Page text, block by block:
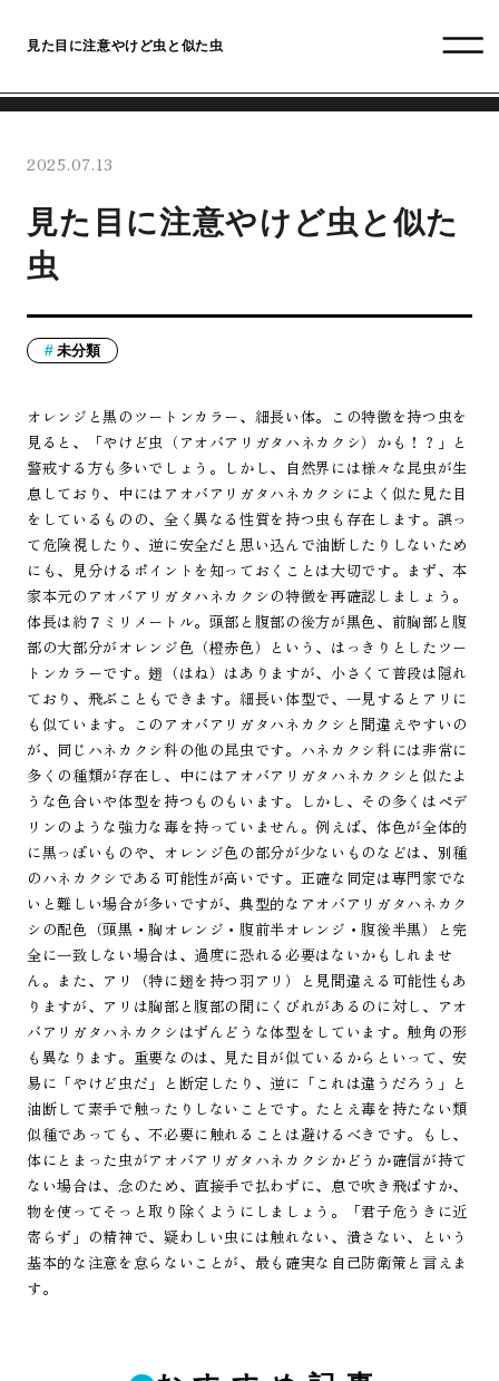
見た目に注意やけど虫と似た虫
2025.07.13
見た目に注意やけど虫と似た
虫
未分類
オレンジと黒のツートンカラー、細長い体。この特徴を持つ虫を
見ると、「やけど虫（アオバアリガタハネカクシ）かも！？」と
警戒する方も多いでしょう。しかし、自然界には様々な昆虫が生
息しており、中にはアオバアリガタハネカクシによく似た見た目
をしているものの、全く異なる性質を持つ虫も存在します。誤っ
て危険視したり、逆に安全だと思い込んで油断したりしないため
にも、見分けるポイントを知っておくことは大切です。まず、本
家本元のアオバアリガタハネカクシの特徴を再確認しましょう。
体長は約７ミリメートル。頭部と腹部の後方が黒色、前胸部と腹
部の大部分がオレンジ色（橙赤色）という、はっきりとしたツー
トンカラーです。翅（はね）はありますが、小さくて普段は隠れ
ており、飛ぶこともできます。細長い体型で、一見するとアリに
も似ています。このアオバアリガタハネカクシと間違えやすいの
が、同じハネカクシ科の他の昆虫です。ハネカクシ科には非常に
多くの種類が存在し、中にはアオバアリガタハネカクシと似たよ
うな色合いや体型を持つものもいます。しかし、その多くはペデ
リンのような強力な毒を持っていません。例えば、体色が全体的
に黒っぽいものや、オレンジ色の部分が少ないものなどは、別種
のハネカクシである可能性が高いです。正確な同定は専門家でな
いと難しい場合が多いですが、典型的なアオバアリガタハネカク
シの配色（頭黒・胸オレンジ・腹前半オレンジ・腹後半黒）と完
全に一致しない場合は、過度に恐れる必要はないかもしれませ
ん。また、アリ（特に翅を持つ羽アリ）と見間違える可能性もあ
りますが、アリは胸部と腹部の間にくびれがあるのに対し、アオ
バアリガタハネカクシはずんどうな体型をしています。触角の形
も異なります。重要なのは、見た目が似ているからといって、安
易に「やけど虫だ」と断定したり、逆に「これは違うだろう」と
油断して素手で触ったりしないことです。たとえ毒を持たない類
似種であっても、不必要に触れることは避けるべきです。もし、
体にとまった虫がアオバアリガタハネカクシかどうか確信が持て
ない場合は、念のため、直接手で払わずに、息で吹き飛ばすか、
物を使ってそっと取り除くようにしましょう。「君子危うきに近
寄らず」の精神で、疑わしい虫には触れない、潰さない、という
基本的な注意を怠らないことが、最も確実な自己防衛策と言えま
す。